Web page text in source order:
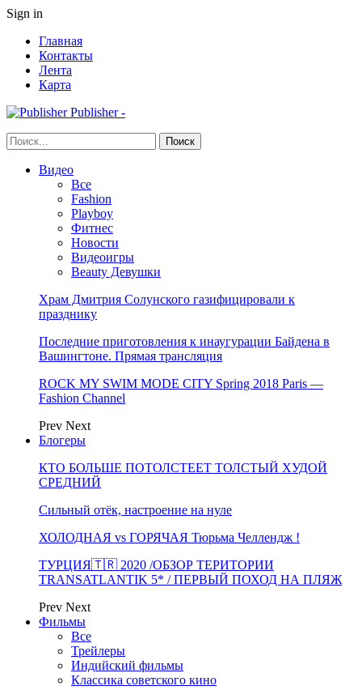
Sign in
Главная
Контакты
Лента
Карта
Publisher -
Видео
Все
Fashion
Playboy
Фитнес
Новости
Видеоигры
Beauty Девушки
Храм Дмитрия Солунского газифицировали к
празднику
Последние приготовления к инаугурации Байдена в
Вашингтоне. Прямая трансляция
ROCK MY SWIM MODE CITY Spring 2018 Paris —
Fashion Channel
Prev Next
Блогеры
КТО БОЛЬШЕ ПОТОЛСТЕЕТ ТОЛСТЫЙ ХУДОЙ
СРЕДНИЙ
Сильный отёк, настроение на нуле
ХОЛОДНАЯ vs ГОРЯЧАЯ Тюрьма Челлендж !
ТУРЦИЯ🇹🇷 2020 /ОБЗОР ТЕРИТОРИИ
TRANSATLANTIK 5* / ПЕРВЫЙ ПОХОД НА ПЛЯЖ
Prev Next
Фильмы
Все
Трейлеры
Индийский фильмы
Классика советского кино